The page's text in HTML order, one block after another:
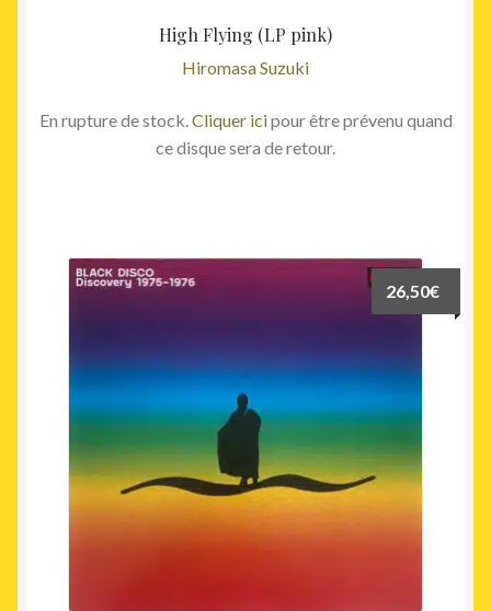
High Flying (LP pink)
Hiromasa Suzuki
En rupture de stock.Cliquer icipour être prévenu quand
ce disque sera de retour.
26,50€